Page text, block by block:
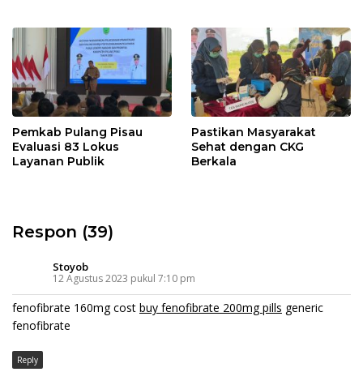
Pemkab Pulang Pisau
Evaluasi 83 Lokus
Layanan Publik
Pastikan Masyarakat
Sehat dengan CKG
Berkala
Respon (39)
Stoyob
12 Agustus 2023 pukul 7:10 pm
fenofibrate 160mg cost buy fenofibrate 200mg pills generic
fenofibrate
Reply